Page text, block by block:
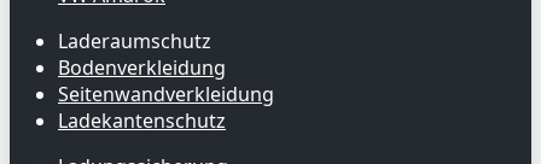
Laderaumschutz
Bodenverkleidung
Seitenwandverkleidung
Ladekantenschutz